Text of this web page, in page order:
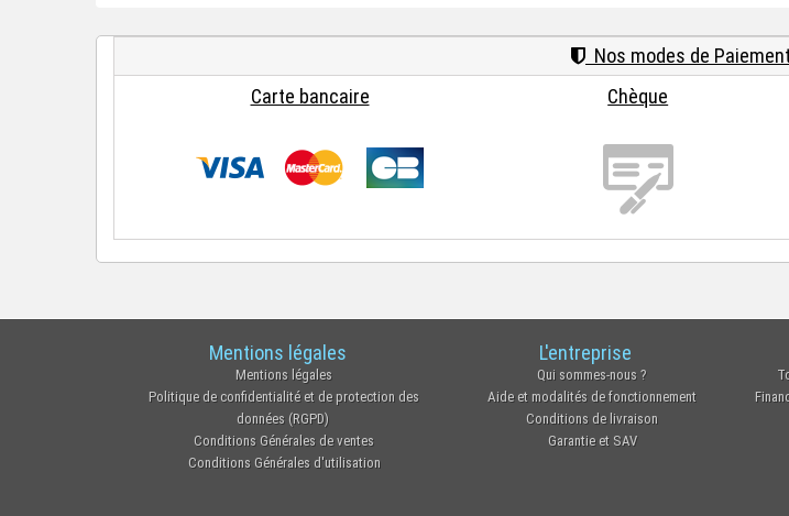
Nos modes de
Carte bancaire
Chèque
Mentions légales
Mentions légales
Politique de confidentialité et de protection des
données (RGPD)
Conditions Générales de ventes
Conditions Générales d'utilisation
L'entreprise
Qui sommes-nous ?
Aide et modalités de fonctionnement
Conditions de livraison
Garantie et SAV